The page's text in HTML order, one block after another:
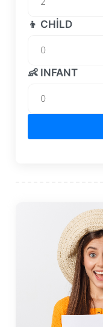
👦 CHILD
👶 INFANT